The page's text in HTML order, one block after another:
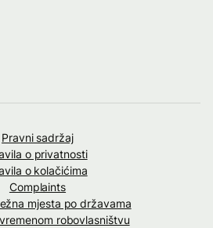
Pravni sadržaj
o privatnosti
o kolačićima
Complaints
mjesta po državama
robovlasništvu